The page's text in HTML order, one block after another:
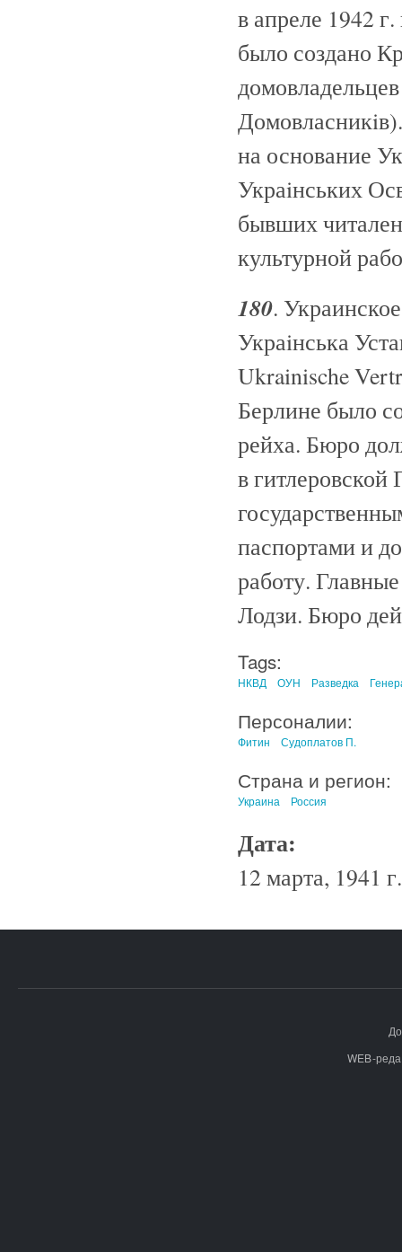
в апреле 1942
было создано
на основание
Украiнських
бывших
культурной
180.
Украiнська
Ukrainische
Берлине было
рейха. Бюро
в гитлеровской
паспортами и
работу.
Лодзи. Бюро
Tags:
НКВД ОУН Разведка
Персоналии:
Фитин Судоплатов П.
Страна и регион:
Украина Россия
Дата:
12 марта, 1941 г.
WEB-